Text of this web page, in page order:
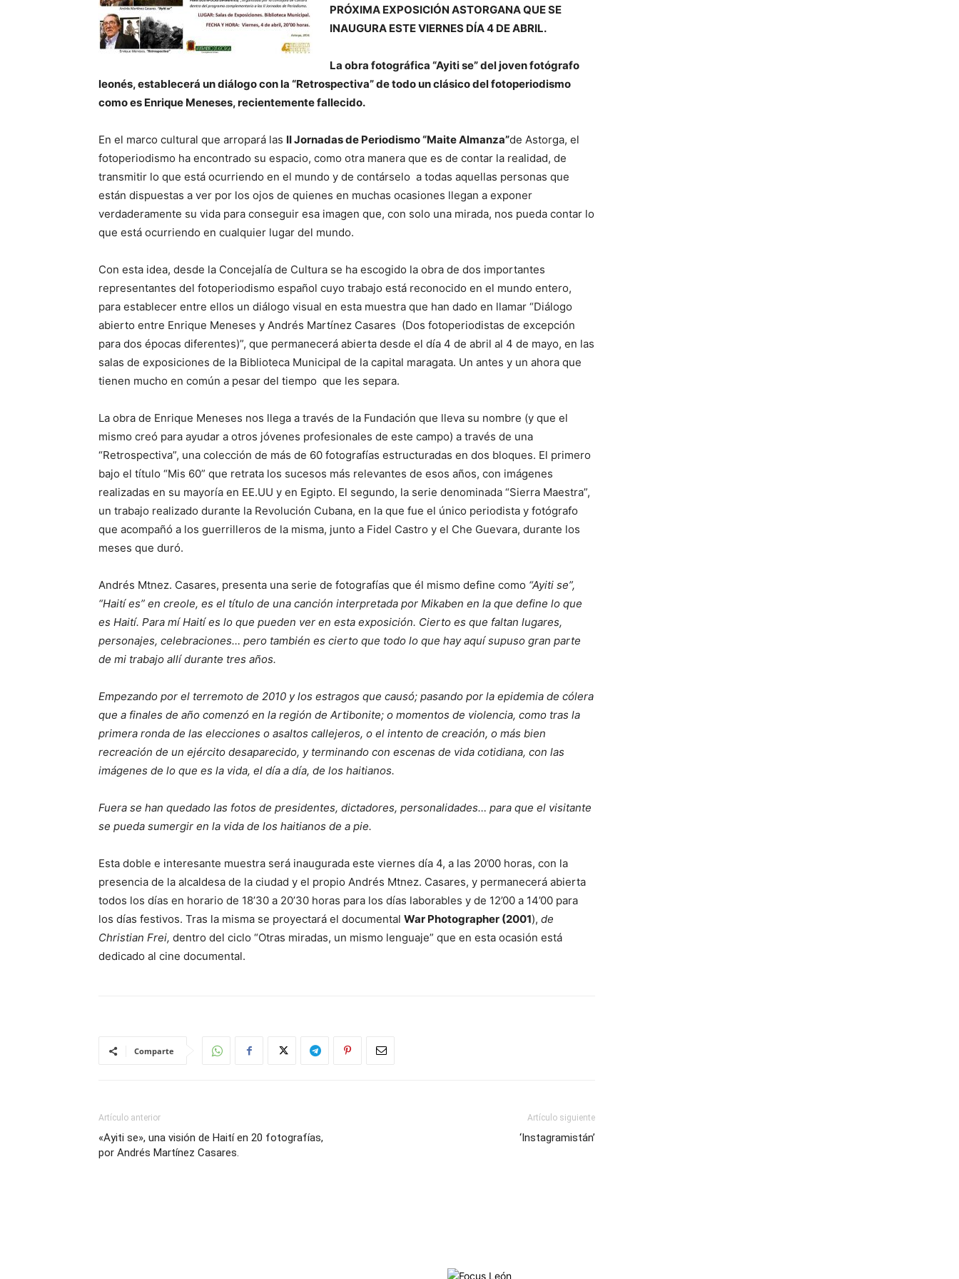
PRÓXIMA EXPOSICIÓN ASTORGANA QUE SE
INAUGURA ESTE VIERNES DÍA 4 DE ABRIL.
La obra fotográfica “Ayiti se” del joven fotógrafo
leonés, establecerá un diálogo con la “Retrospectiva” de todo un clásico del fotoperiodismo
como es Enrique Meneses, recientemente fallecido.
En el marco cultural que arropará las II Jornadas de Periodismo “Maite Almanza”de Astorga, el
fotoperiodismo ha encontrado su espacio, como otra manera que es de contar la realidad, de
transmitir lo que está ocurriendo en el mundo y de contárselo a todas aquellas personas que
están dispuestas a ver por los ojos de quienes en muchas ocasiones llegan a exponer
verdaderamente su vida para conseguir esa imagen que, con solo una mirada, nos pueda contar lo
que está ocurriendo en cualquier lugar del mundo.
Con esta idea, desde la Concejalía de Cultura se ha escogido la obra de dos importantes
representantes del fotoperiodismo español cuyo trabajo está reconocido en el mundo entero,
para establecer entre ellos un diálogo visual en esta muestra que han dado en llamar “Diálogo
abierto entre Enrique Meneses y Andrés Martínez Casares (Dos fotoperiodistas de excepción
para dos épocas diferentes)”, que permanecerá abierta desde el día 4 de abril al 4 de mayo, en las
salas de exposiciones de la Biblioteca Municipal de la capital maragata. Un antes y un ahora que
tienen mucho en común a pesar del tiempo que les separa.
La obra de Enrique Meneses nos llega a través de la Fundación que lleva su nombre (y que el
mismo creó para ayudar a otros jóvenes profesionales de este campo) a través de una
“Retrospectiva”, una colección de más de 60 fotografías estructuradas en dos bloques. El primero
bajo el título “Mis 60” que retrata los sucesos más relevantes de esos años, con imágenes
realizadas en su mayoría en EE.UU y en Egipto. El segundo, la serie denominada “Sierra Maestra”,
un trabajo realizado durante la Revolución Cubana, en la que fue el único periodista y fotógrafo
que acompañó a los guerrilleros de la misma, junto a Fidel Castro y el Che Guevara, durante los
meses que duró.
Andrés Mtnez. Casares, presenta una serie de fotografías que él mismo define como “Ayiti se”,
“Haití es” en creole, es el título de una canción interpretada por Mikaben en la que define lo que
es Haití. Para mí Haití es lo que pueden ver en esta exposición. Cierto es que faltan lugares,
personajes, celebraciones… pero también es cierto que todo lo que hay aquí supuso gran parte
de mi trabajo allí durante tres años.
Empezando por el terremoto de 2010 y los estragos que causó; pasando por la epidemia de cólera
que a finales de año comenzó en la región de Artibonite; o momentos de violencia, como tras la
primera ronda de las elecciones o asaltos callejeros, o el intento de creación, o más bien
recreación de un ejército desaparecido, y terminando con escenas de vida cotidiana, con las
imágenes de lo que es la vida, el día a día, de los haitianos.
Fuera se han quedado las fotos de presidentes, dictadores, personalidades… para que el visitante
se pueda sumergir en la vida de los haitianos de a pie.
Esta doble e interesante muestra será inaugurada este viernes día 4, a las 20’00 horas, con la
presencia de la alcaldesa de la ciudad y el propio Andrés Mtnez. Casares, y permanecerá abierta
todos los días en horario de 18’30 a 20’30 horas para los días laborables y de 12’00 a 14’00 para
los días festivos. Tras la misma se proyectará el documental War Photographer (2001), de
Christian Frei, dentro del ciclo “Otras miradas, un mismo lenguaje” que en esta ocasión está
dedicado al cine documental.
Comparte
Artículo anterior
«Ayiti se», una visión de Haití en 20 fotografías,
por Andrés Martínez Casares.
Artículo siguiente
‘Instagramistán’